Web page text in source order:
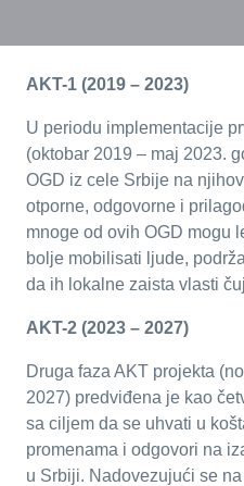
AKT-1 (2019 – 2023)
U periodu implementacije
(oktobar 2019 – maj 2023.
OGD iz cele Srbije na
otporne, odgovorne i
mnoge od ovih OGD mogu
bolje mobilisati ljude,
da ih lokalne zaista vlasti
AKT-2 (2023 – 2027)
Druga faza AKT projekta
2027) predviđena je kao
sa ciljem da se uhvati u
promenama i odgovori na
u Srbiji. Nadovezujući se